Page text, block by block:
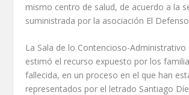
mismo centro de salud, de acuerdo a la
suministrada por la asociación El
La Sala de lo Contencioso-Administrativo
estimó el recurso expuesto por los
fallecida, en un proceso en el que han
representados por el letrado Santiago